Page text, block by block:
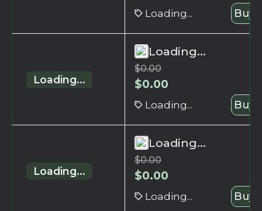
Loading... Buy
Loading...
Loading...
$0.00
$0.00
Loading... Buy
Loading...
Loading...
$0.00
$0.00
Loading... Buy